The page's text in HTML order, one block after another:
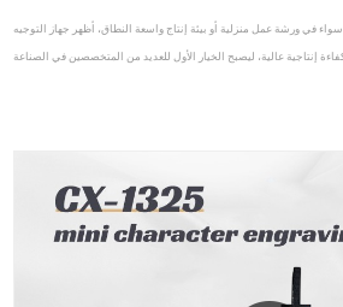
سواء في ورشة عمل منزلية أو بيئة إنتاج واسعة النطاق، أظهر جهاز التوجيه CNC الخاص بـ Superstar CNC قدرات